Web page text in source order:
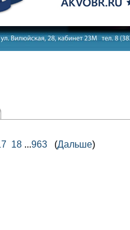
18 ...963 (Дальше)